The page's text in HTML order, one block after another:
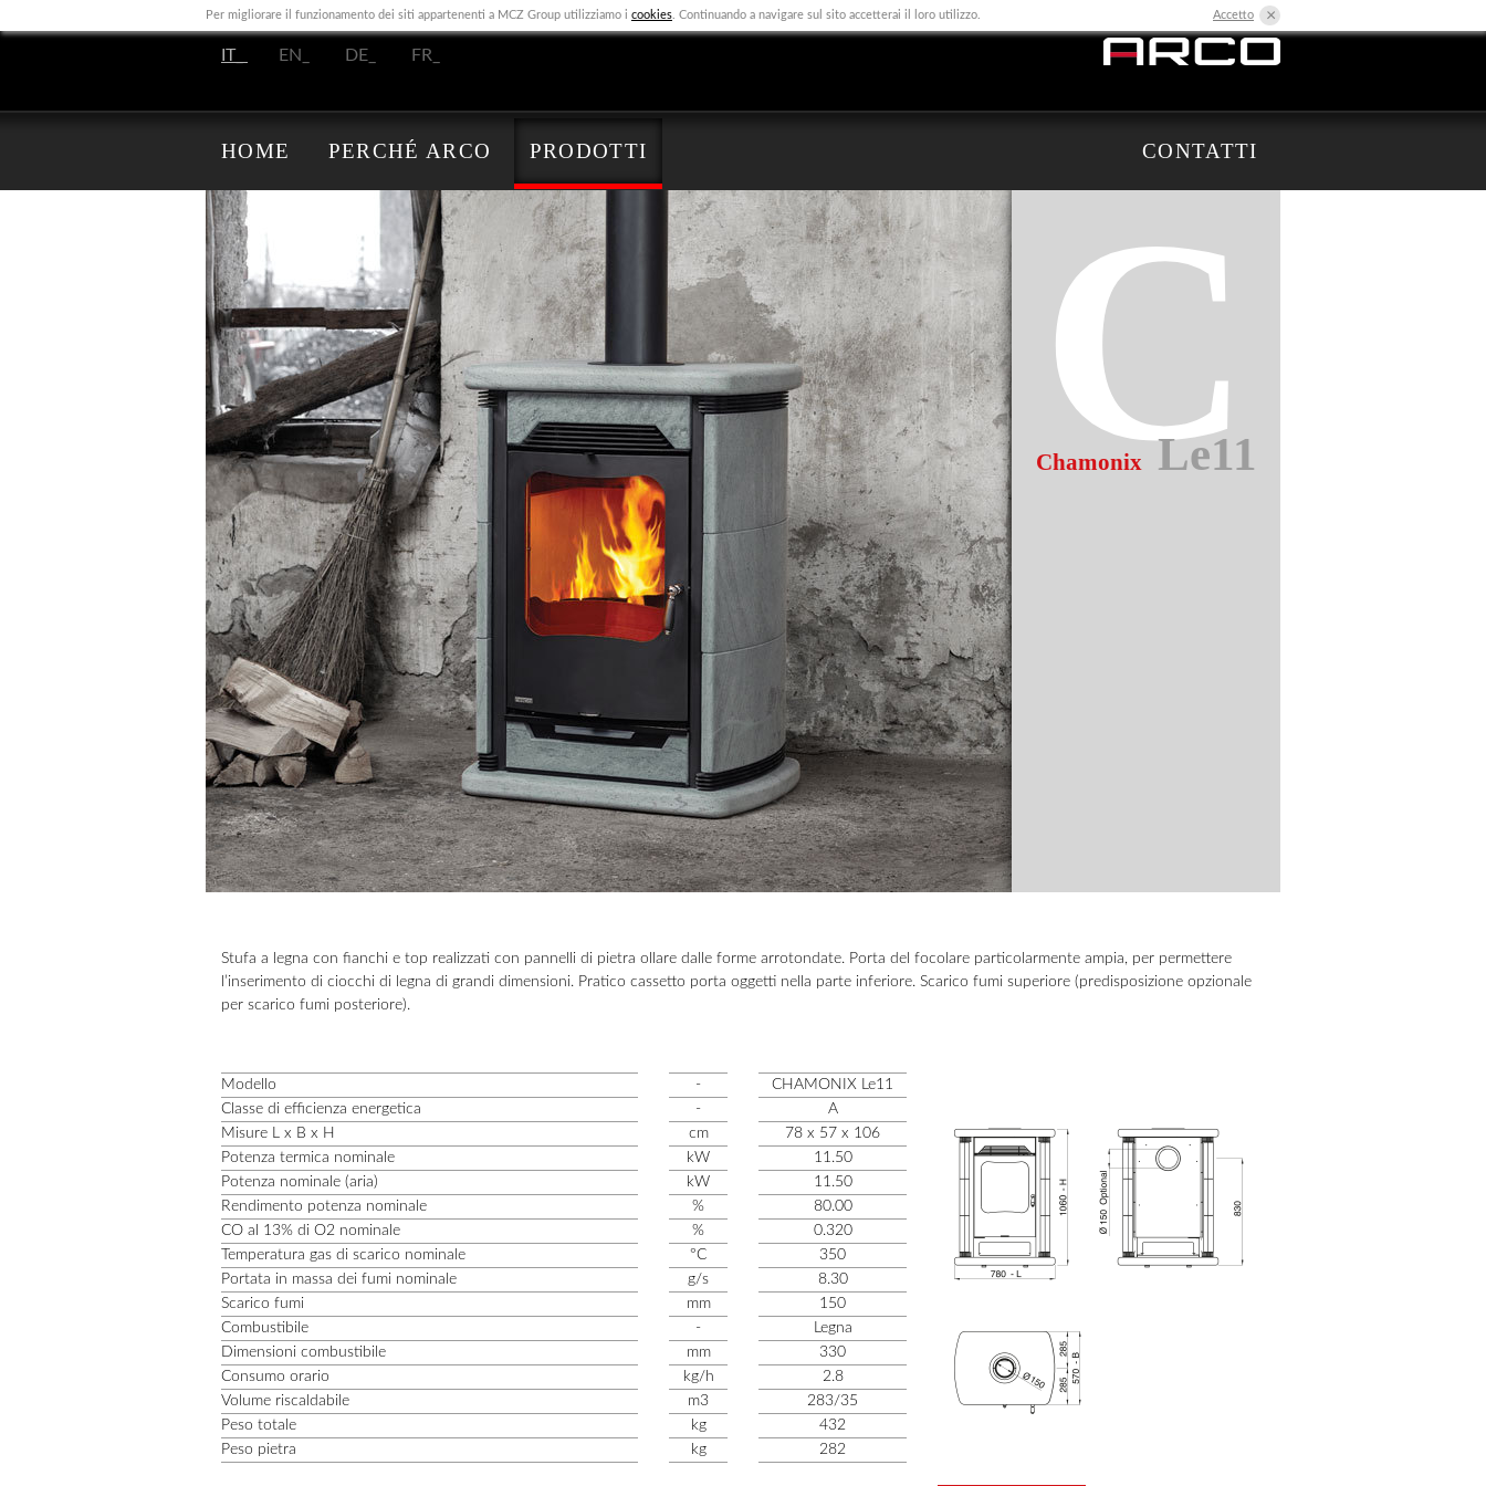
IT_ EN_ DE_ FR_
HOME PERCHÉ ARCO PRODOTTI CONTATTI
C
Chamonix Le11
Stufa a legna con fianchi e top realizzati con pannelli di pietra ollare dalle forme arrotondate. Porta del focolare particolarmente ampia, per permettere
l’inserimento di ciocchi di legna di grandi dimensioni. Pratico cassetto porta oggetti nella parte inferiore. Scarico fumi superiore (predisposizione opzionale
per scarico fumi posteriore).
Modello
Classe di efficienza energetica
Misure L x B x H
Potenza termica nominale
Potenza nominale (aria)
Rendimento potenza nominale
CO al 13% di O2 nominale
Temperatura gas di scarico nominale
Portata in massa dei fumi nominale
Scarico fumi
Combustibile
Dimensioni combustibile
Consumo orario
Volume riscaldabile
Peso totale
Peso pietra
-
-
cm
kW
kW
%
%
°C
g/s
mm
-
mm
kg/h
m3
kg
kg
CHAMONIX Le11
A
78 x 57 x 106
11.50
11.50
80.00
0.320
350
8.30
150
Legna
330
2.8
283/35
432
282
Per migliorare il funzionamento dei siti appartenenti a MCZ Group utilizziamo i cookies . Continuando a navigare sul sito accetterai il loro utilizzo. Accetto ×